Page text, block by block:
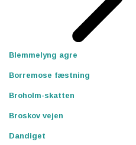
Blemmelyng agre
Borremose fæstning
Broholm-skatten
Broskov vejen
Dandiget